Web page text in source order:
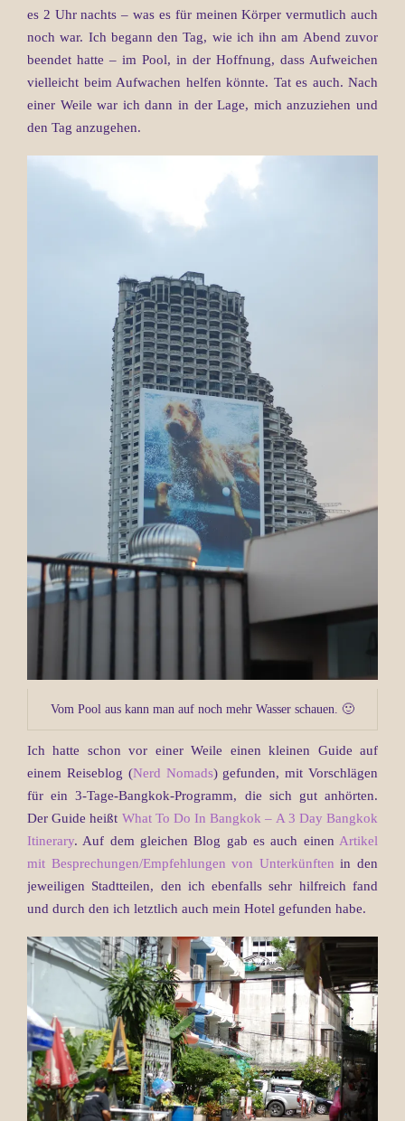
es 2 Uhr nachts – was es für meinen Körper vermutlich auch
noch war. Ich begann den Tag, wie ich ihn am Abend zuvor
beendet hatte – im Pool, in der Hoffnung, dass Aufweichen
vielleicht beim Aufwachen helfen könnte. Tat es auch. Nach
einer Weile war ich dann in der Lage, mich anzuziehen und
den Tag anzugehen.
Vom Pool aus kann man auf noch mehr Wasser schauen. 🙂
Ich hatte schon vor einer Weile einen kleinen Guide auf
einem Reiseblog (Nerd Nomads) gefunden, mit Vorschlägen
für ein 3-Tage-Bangkok-Programm, die sich gut anhörten.
Der Guide heißt What To Do In Bangkok – A 3 Day Bangkok
Itinerary. Auf dem gleichen Blog gab es auch einen Artikel
mit Besprechungen/Empfehlungen von Unterkünften in den
jeweiligen Stadtteilen, den ich ebenfalls sehr hilfreich fand
und durch den ich letztlich auch mein Hotel gefunden habe.